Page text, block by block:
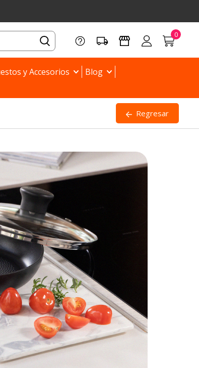
y Accesorios
Blog
Regresar